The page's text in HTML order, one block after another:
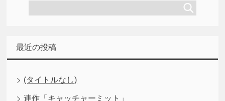
最近の投稿
(タイトルなし)
連作「キャッチャーミット」